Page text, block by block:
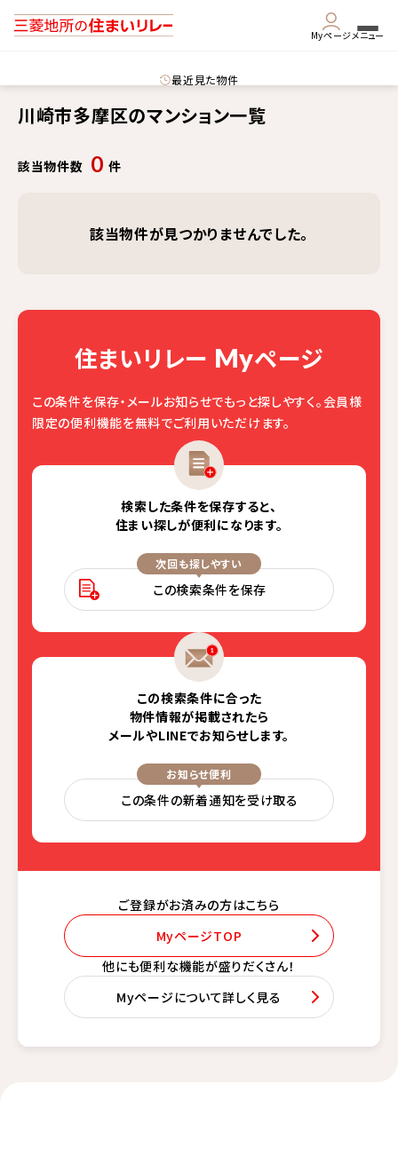
Myページメニュー
最近見た物件
川崎市多摩区のマンション一覧
該当物件数 0 件
該当物件が見つかりませんでした。
住まいリレー Myページ
この条件を保存・メールお知らせでもっと探しやすく。会員様
限定の便利機能を無料でご利用いただけます。
検索した条件を保存すると、
住まい探しが便利になります。
次回も探しやすい
この検索条件を保存
この検索条件に合った
物件情報が掲載されたら
メールやLINEでお知らせします。
お知らせ便利
この条件の新着通知を受け取る
他にも便利な機能が盛りだくさん！
Myページについて詳しく見る
ご登録がお済みの方はこちら
MyページTOP